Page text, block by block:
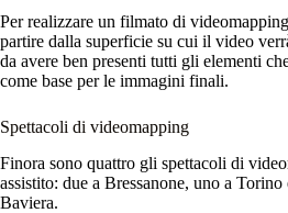
Per realizzare un filmato di
partire dalla superficie su cui il video
da avere ben presenti tutti gli elementi
come base per le immagini finali.
Spettacoli di videomapping
Finora sono quattro gli spettacoli di
assistito: due a Bressanone, uno a
Baviera.